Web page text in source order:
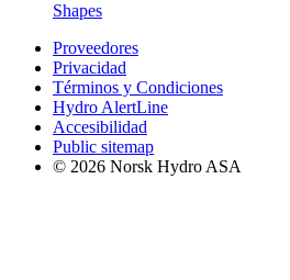
Shapes
Proveedores
Privacidad
Términos y Condiciones
Hydro AlertLine
Accesibilidad
Public sitemap
© 2026 Norsk Hydro ASA